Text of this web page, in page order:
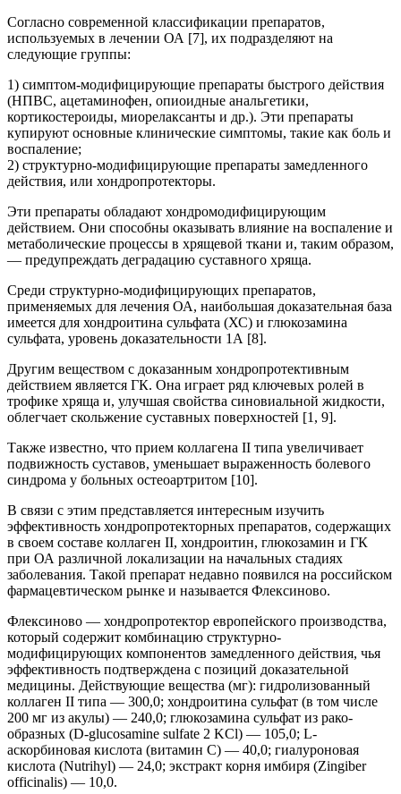
Согласно современной классификации препаратов,
используемых в лечении ОА [7], их подразделяют на
следующие группы:
1) симптом-модифицирующие препараты быстрого действия
(НПВС, ацетаминофен, опиоидные анальгетики,
кортикостероиды, миорелаксанты и др.). Эти препараты
купируют основные клинические симптомы, такие как боль и
воспаление;
2) структурно-модифицирующие препараты замедленного
действия, или хондропротекторы.
Эти препараты обладают хондромодифицирующим
действием. Они способны оказывать влияние на воспаление и
метаболические процессы в хрящевой ткани и, таким образом,
— предупреждать деградацию суставного хряща.
Среди структурно-модифици­рую­щих препаратов,
применяемых для лечения ОА, наибольшая доказательная база
имеется для хондроитина сульфата (ХС) и глюкозамина
сульфата, уровень доказательности 1А [8].
Другим веществом с доказанным хондропротективным
действием является ГК. Она играет ряд ключевых ролей в
трофике хряща и, улучшая свойства синовиальной жидкости,
облегчает скольжение суставных поверхностей [1, 9].
Также известно, что прием коллагена II типа увеличивает
подвижность суставов, уменьшает выраженность болевого
синдрома у больных остеоартритом [10].
В связи с этим представляется интересным изучить
эффективность хондропротекторных препаратов, содержащих
в своем составе коллаген II, хондроитин, глюкозамин и ГК
при ОА различной локализации на начальных стадиях
заболевания. Такой препарат недавно появился на российском
фармацевтическом рынке и называется Флексиново.
Флексиново — хондропротектор европейского производства,
который содержит комбинацию структурно-
модифицирующих компонентов замедленного действия, чья
эффективность подтверждена с позиций доказательной
медицины. Действующие вещества (мг): гидролизованный
коллаген II типа — 300,0; хондроитина сульфат (в том числе
200 мг из акулы) — 240,0; глюкозамина сульфат из рако­
образных (D-glucosamine sulfate 2 KCl) — 105,0; L-
аскорбиновая кислота (витамин С) — 40,0; гиалуроновая
кислота (Nutrihyl) — 24,0; экстракт корня имбиря (Zingiber
officinalis) — 10,0.